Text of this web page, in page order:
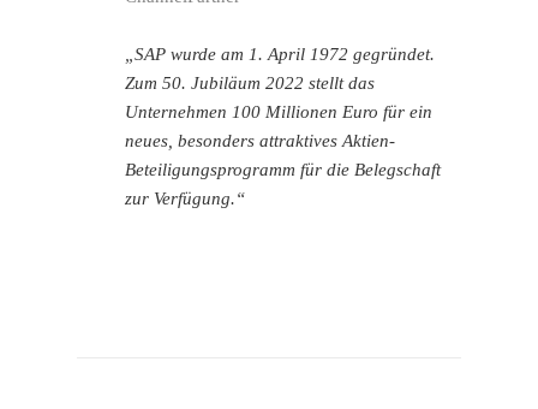
„SAP wurde am 1. April 1972 gegründet.
Zum 50. Jubiläum 2022 stellt das
Unternehmen 100 Millionen Euro für ein
neues, besonders attraktives Aktien-
Beteiligungsprogramm für die Belegschaft
zur Verfügung.“